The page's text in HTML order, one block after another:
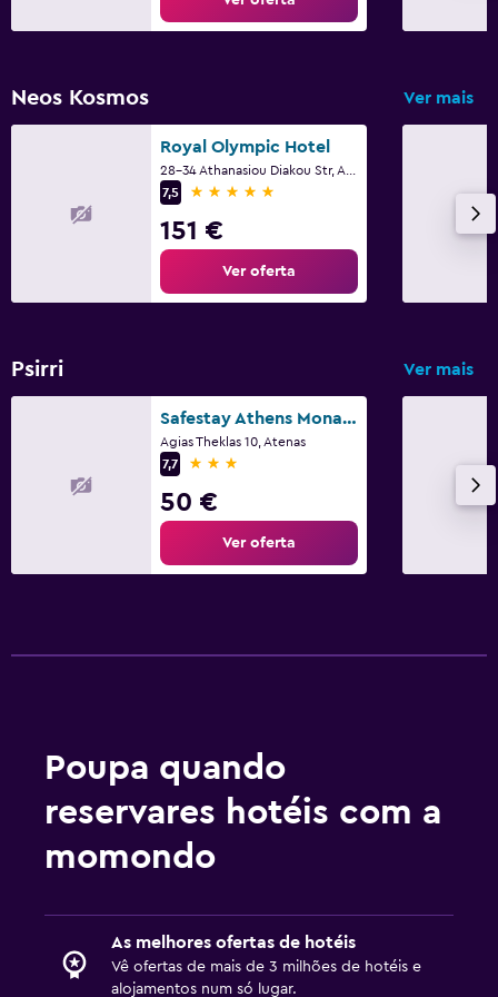
Adequado a famílias
Bufete adequado para crianças
Neos Kosmos Ver mais
Royal Olympic Hotel
7,5
5 estrelas
151 €
Ver oferta
Psirri Ver mais
Safestay Athens Monastiraki
Agias Theklas 10, Atenas
7,7
3 estrelas
50 €
Ver oferta
Poupa quando
reservares hotéis com a
momondo
As melhores ofertas de hotéis
Vê ofertas de mais de 3 milhões de hotéis e
alojamentos num só lugar.